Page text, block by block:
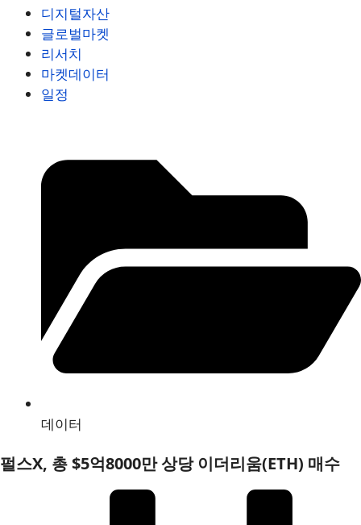
디지털자산
글로벌마켓
리서치
마켓데이터
일정
데이터
펄스X, 총 $5억8000만 상당 이더리움(ETH) 매수